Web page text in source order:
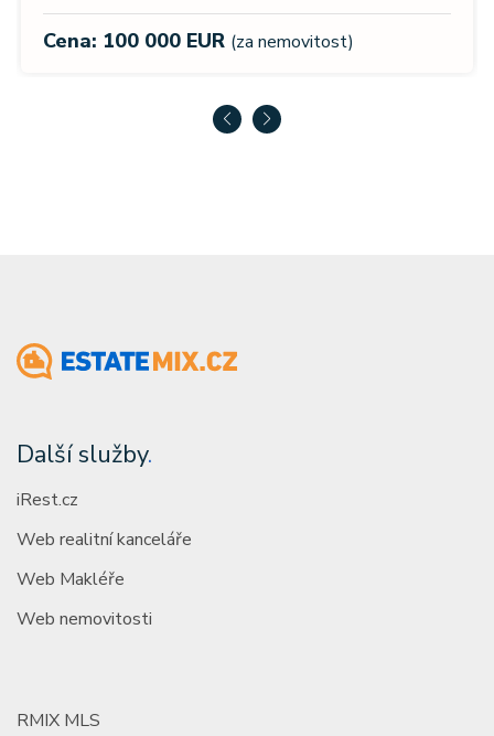
Cena: 100 000 EUR (za nemovitost)
Další služby.
iRest.cz
Web realitní kanceláře
Web Makléře
Web nemovitosti
RMIX MLS